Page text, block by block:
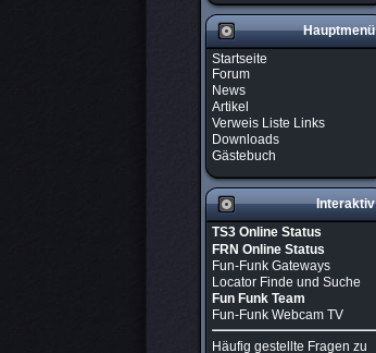
Hauptmenü
Startseite
Forum
News
Artikel
Verweis Liste Links
Downloads
Gästebuch
Interaktiv
TS3 Online Status
FRN Online Status
Fun-Funk Gateways
Locator Finde und Suche
Fun Funk Team
Fun-Funk Webcam TV
Häufig gestellte Fragen zu